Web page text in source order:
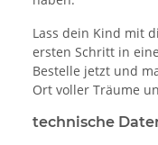
Lass dein Kind mit
ersten Schritt in
Bestelle jetzt und
Ort voller Träume
technische